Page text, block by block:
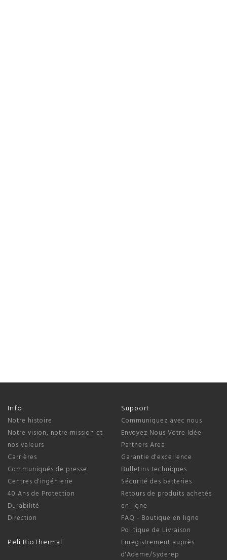
Info
Notre histoire
Notre vision, notre mission et
nos valeurs
Carrières
Communiqués de presse
Centres d'ingénierie
40 Ans de Protection
Durabilité
Direction
Peli BioThermal
Support
Communiquez avec nous
Envoyez Nous Votre Idée
Partners Area
Garantie d'excellence
Bulletins techniques
Sécurité des batteries
Retours de produits achetés
en ligne
FAQ - Boutique en ligne
Politique de Livraison
Enregistrement auprès
d'Ademe/Syderep